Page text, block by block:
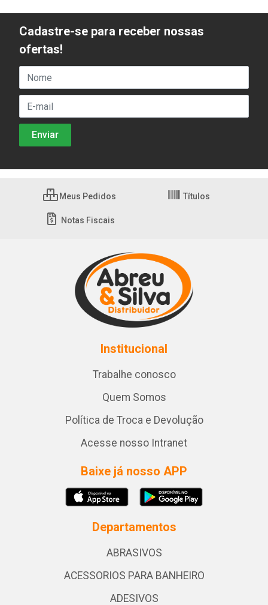
Cadastre-se para receber nossas
ofertas!
Meus Pedidos Títulos
Notas Fiscais
Institucional
Trabalhe conosco
Quem Somos
Política de Troca e Devolução
Acesse nosso Intranet
Baixe já nosso APP
Departamentos
ABRASIVOS
ACESSORIOS PARA BANHEIRO
ADESIVOS